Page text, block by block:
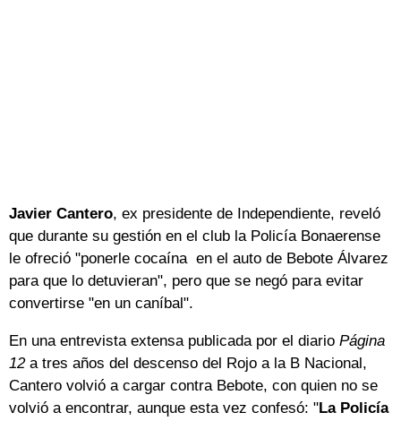
Javier Cantero, ex presidente de Independiente, reveló
que durante su gestión en el club la Policía Bonaerense
le ofreció "ponerle cocaína en el auto de Bebote Álvarez
para que lo detuvieran", pero que se negó para evitar
convertirse "en un caníbal".
En una entrevista extensa publicada por el diario Página
12a tres años del descenso del Rojo a la B Nacional,
Cantero volvió a cargar contra Bebote, con quien no se
volvió a encontrar, aunque esta vez confesó: "La Policía